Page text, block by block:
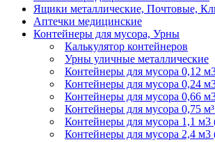
Ящики металлические, Почтовые,
Аптечки медицинские
Контейнеры для мусора, Урны
Калькулятор контейнеров
Урны уличные металлические
Контейнеры для мусора 0,12
Контейнеры для мусора 0,24
Контейнеры для мусора 0,66
Контейнеры для мусора 0,75
Контейнеры для мусора 1,1 м3
Контейнеры для мусора 2,4 м3